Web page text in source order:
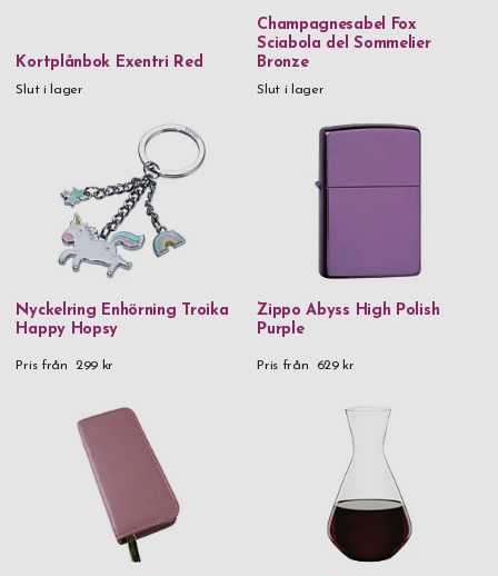
Kortplånbok Exentri Red
Slut i lager
Champagnesabel Fox
Sciabola del Sommelier
Bronze
Slut i lager
Nyckelring Enhörning Troika
Happy Hopsy
Pris från 299 kr
Zippo Abyss High Polish
Purple
Pris från 629 kr